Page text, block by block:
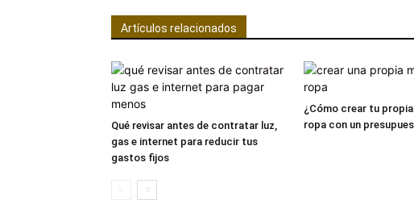
Artículos relacionados
Qué revisar antes de contratar luz,
gas e internet para reducir tus
gastos fijos
¿Cómo crear tu
ropa con un